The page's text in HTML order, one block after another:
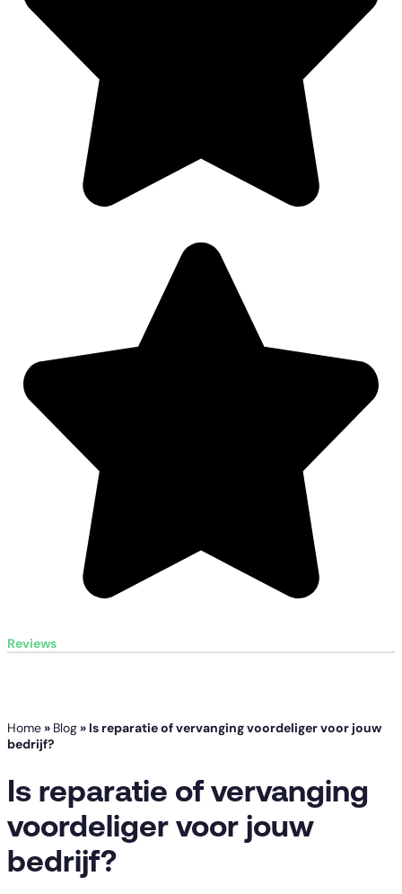
Reviews
Home » Blog » Is reparatie of vervanging voordeliger voor jouw
bedrijf?
Is reparatie of vervanging
voordeliger voor jouw
bedrijf?